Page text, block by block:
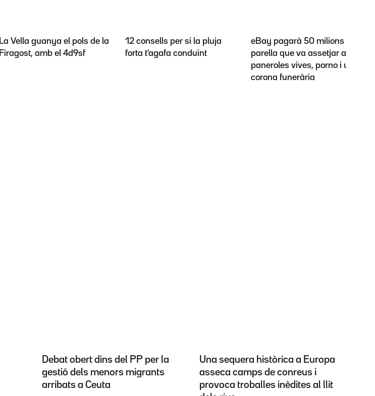
La Vella guanya el pols de la
Firagost, amb el 4d9sf
12 consells per si la pluja
forta t'agafa conduint
eBay pagarà 50 milions a la
parella que va assetjar amb
paneroles vives, porno i una
corona funerària
Debat obert dins del PP per la
gestió dels menors migrants
arribats a Ceuta
Una sequera històrica a Europa
asseca camps de conreus i
provoca troballes inèdites al llit